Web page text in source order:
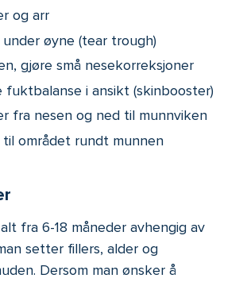
og arr
øyne (tear trough)
gjøre små nesekorreksjoner
i ansikt (skinbooster)
fra nesen og ned til munnviken
området rundt munnen
fra 6-18 måneder avhengig av
setter fillers, alder og
Dersom man ønsker å